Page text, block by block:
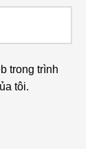
trong trình
tôi.